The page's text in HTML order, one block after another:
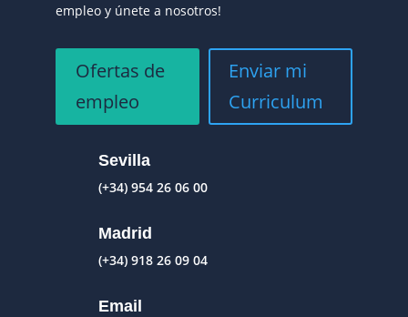
empleo y únete a nosotros!
Ofertas de
empleo
Enviar mi
Curriculum
Sevilla
(+34) 954 26 06 00
Madrid
(+34) 918 26 09 04
Email